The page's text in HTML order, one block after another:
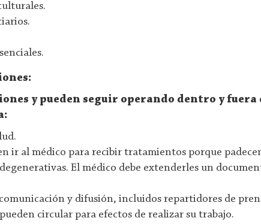
y pueden seguir operando dentro y fuera
ir al médico para recibir tratamientos porque
El médico debe extenderles un
y difusión, incluidos repartidores de
circular para efectos de realizar su trabajo.